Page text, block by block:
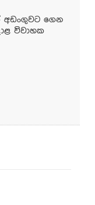
ගෙන
විවාහක